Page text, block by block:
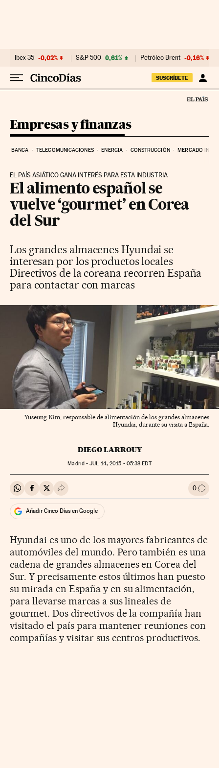
Ibex 35 -0,02% S&P 500 0,61% Petróleo Brent -0,16%
SUSCRÍBETE
Empresas y finanzas
BANCA TELECOMUNICACIONES ENERGIA CONSTRUCCIÓN MERCADO
EL PAÍS ASIÁTICO GANA INTERÉS PARA ESTA INDUSTRIA
El alimento español se
vuelve ‘gourmet’ en Corea
del Sur
Los grandes almacenes Hyundai se
interesan por los productos locales
Directivos de la coreana recorren España
para contactar con marcas
Yuseung Kim, responsable de alimentación de los grandes almacenes
Hyundai, durante su visita a España.
DIEGO LARROUY
Madrid -JUL 14, 2015 - 05:38 EDT
Compartir en Whatsapp
Compartir en Facebook
Compartir en Twitter
Desplegar Redes Sociales 0 Ir a
Añadir Cinco Días en Google
Hyundai es uno de los mayores fabricantes de
automóviles del mundo. Pero también es una
cadena de grandes almacenes en Corea del
Sur. Y precisamente estos últimos han puesto
su mirada en España y en su alimentación,
para llevarse marcas a sus lineales de
gourmet. Dos directivos de la compañía han
visitado el país para mantener reuniones con
compañías y visitar sus centros productivos.